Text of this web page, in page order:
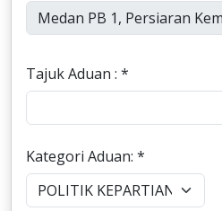
Tajuk Aduan : *
Kategori Aduan: *